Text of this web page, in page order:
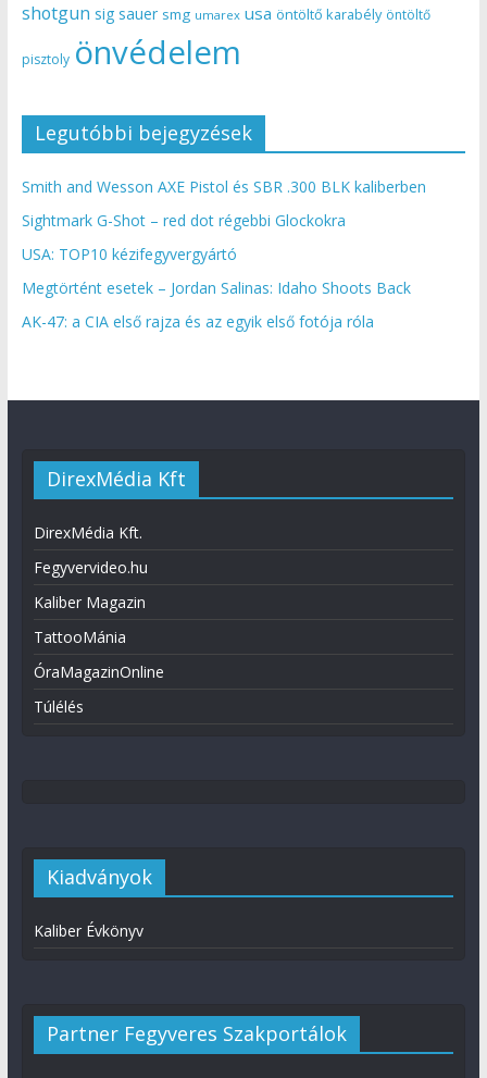
shotgun sig sauer smg umarex usa öntöltő karabély öntöltő
pisztoly önvédelem
Legutóbbi bejegyzések
Smith and Wesson AXE Pistol és SBR .300 BLK kaliberben
Sightmark G-Shot – red dot régebbi Glockokra
USA: TOP10 kézifegyvergyártó
Megtörtént esetek – Jordan Salinas: Idaho Shoots Back
AK-47: a CIA első rajza és az egyik első fotója róla
DirexMédia Kft
DirexMédia Kft.
Fegyvervideo.hu
Kaliber Magazin
TattooMánia
ÓraMagazinOnline
Túlélés
Kiadványok
Kaliber Évkönyv
Partner Fegyveres Szakportálok